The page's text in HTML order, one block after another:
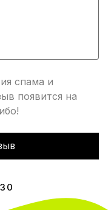
спама и
появится на